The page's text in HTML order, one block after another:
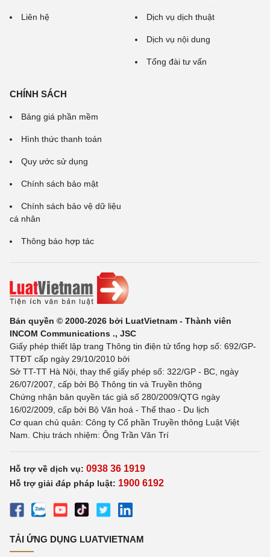
Liên hệ Dịch vụ dịch thuật
Dịch vụ nội dung
Tổng đài tư vấn
CHÍNH SÁCH
Bảng giá phần mềm
Hình thức thanh toán
Quy ước sử dụng
Chính sách bảo mật
Chính sách bảo vệ dữ liệu
cá nhân
Thông báo hợp tác
Bản quyền © 2000-2026 bởi LuatVietnam - Thành viên
INCOM Communications ., JSC
Giấy phép thiết lập trang Thông tin điện tử tổng hợp số: 692/GP-
TTĐT cấp ngày 29/10/2010 bởi
Sở TT-TT Hà Nội, thay thế giấy phép số: 322/GP - BC, ngày
26/07/2007, cấp bởi Bộ Thông tin và Truyền thông
Chứng nhận bản quyền tác giả số 280/2009/QTG ngày
16/02/2009, cấp bởi Bộ Văn hoá - Thể thao - Du lịch
Cơ quan chủ quản: Công ty Cổ phần Truyền thông Luật Việt
Nam. Chịu trách nhiệm: Ông Trần Văn Trí
Hỗ trợ về dịch vụ: 0938 36 1919
Hỗ trợ giải đáp pháp luật: 1900 6192
TẢI ỨNG DỤNG LUATVIETNAM